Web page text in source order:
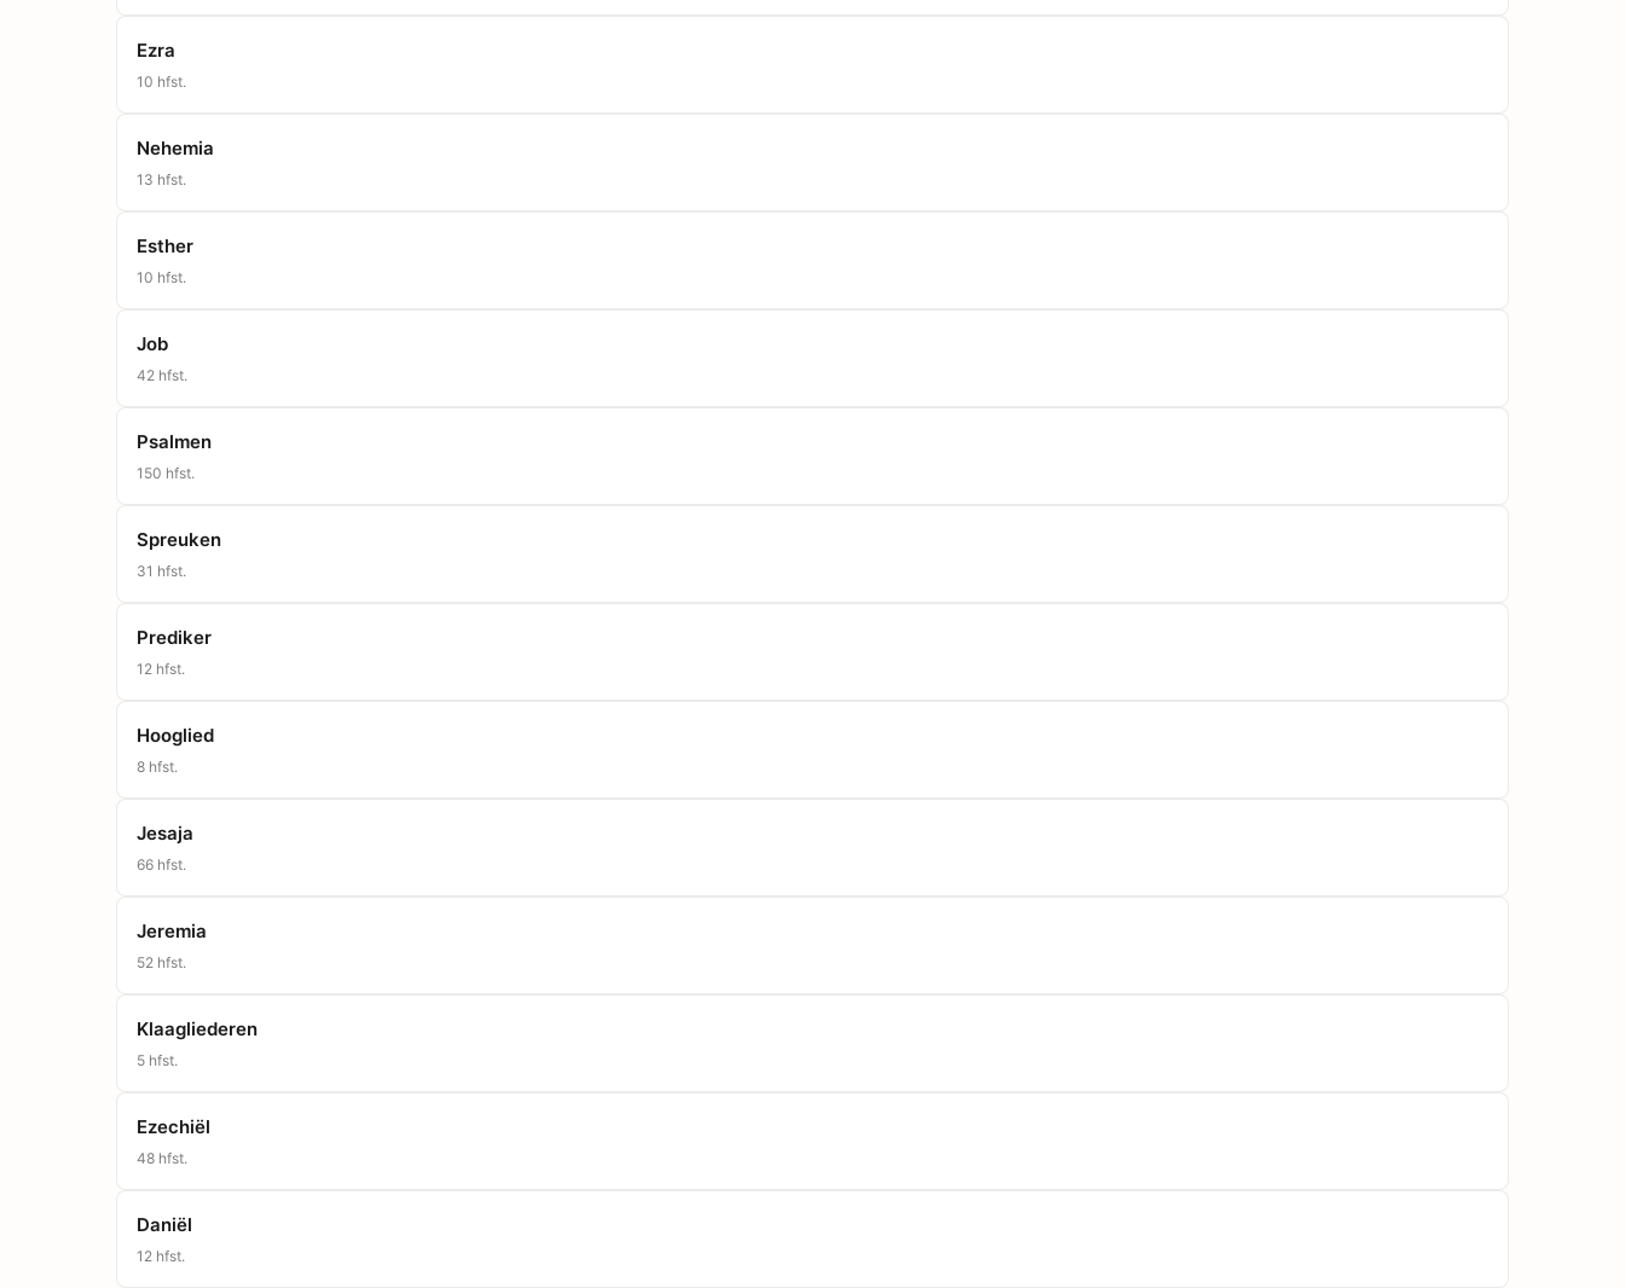
Ezra
10 hfst.
Nehemia
13 hfst.
Esther
10 hfst.
Job
42 hfst.
Psalmen
150 hfst.
Spreuken
31 hfst.
Prediker
12 hfst.
Hooglied
8 hfst.
Jesaja
66 hfst.
Jeremia
52 hfst.
Klaagliederen
5 hfst.
Ezechiël
48 hfst.
Daniël
12 hfst.